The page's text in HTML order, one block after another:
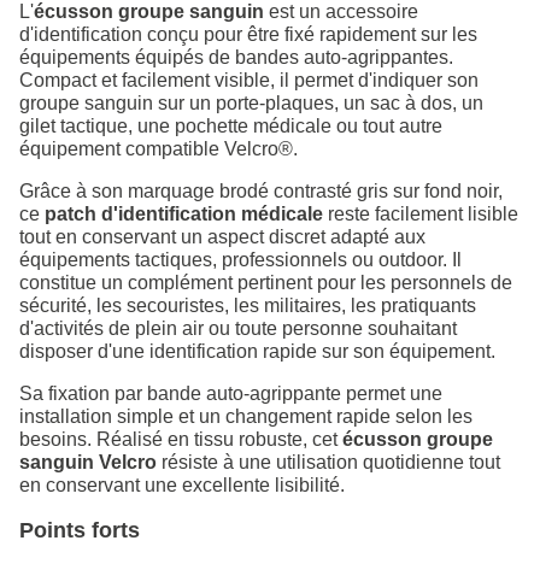
L'écusson groupe sanguin est un accessoire
d'identification conçu pour être fixé rapidement sur les
équipements équipés de bandes auto-agrippantes.
Compact et facilement visible, il permet d'indiquer son
groupe sanguin sur un porte-plaques, un sac à dos, un
gilet tactique, une pochette médicale ou tout autre
équipement compatible Velcro®.
Grâce à son marquage brodé contrasté gris sur fond noir,
ce patch d'identification médicale reste facilement lisible
tout en conservant un aspect discret adapté aux
équipements tactiques, professionnels ou outdoor. Il
constitue un complément pertinent pour les personnels de
sécurité, les secouristes, les militaires, les pratiquants
d'activités de plein air ou toute personne souhaitant
disposer d'une identification rapide sur son équipement.
Sa fixation par bande auto-agrippante permet une
installation simple et un changement rapide selon les
besoins. Réalisé en tissu robuste, cetécusson groupe
sanguin Velcro résiste à une utilisation quotidienne tout
en conservant une excellente lisibilité.
Points forts